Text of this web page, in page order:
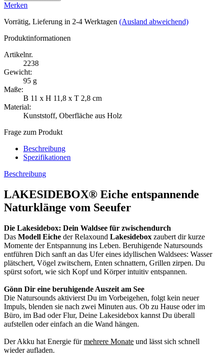
Merken
Vorrätig, Lieferung in 2-4 Werktagen (Ausland abweichend)
Produktinformationen
Artikelnr.
2238
Gewicht:
95 g
Maße:
B 11 x H 11,8 x T 2,8 cm
Material:
Kunststoff, Oberfläche aus Holz
Frage zum Produkt
Beschreibung
Spezifikationen
Beschreibung
LAKESIDEBOX® Eiche entspannende
Naturklänge vom Seeufer
Die Lakesidebox: Dein Waldsee für zwischendurch
Das Modell Eiche der Relaxound Lakesidebox zaubert dir kurze
Momente der Entspannung ins Leben. Beruhigende Natursounds
entführen Dich sanft an das Ufer eines idyllischen Waldsees: Wasser
plätschert, Vögel zwitschern, Enten schnattern, Grillen zirpen. Du
spürst sofort, wie sich Kopf und Körper intuitiv entspannen.
Gönn Dir eine beruhigende Auszeit am See
Die Natursounds aktivierst Du im Vorbeigehen, folgt kein neuer
Impuls, blenden sie nach zwei Minuten aus. Ob zu Hause oder im
Büro, im Bad oder Flur, Deine Lakesidebox kannst Du überall
aufstellen oder einfach an die Wand hängen.
Der Akku hat Energie fürmehrere Monate und lässt sich schnell
wieder aufladen.